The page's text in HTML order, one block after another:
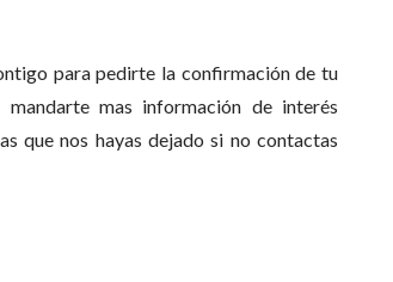
para pedirte la confirmación de tu
mas información de interés
que nos hayas dejado si no contactas